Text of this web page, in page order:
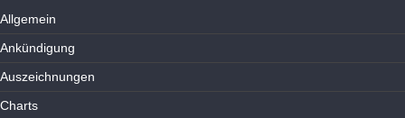
Allgemein
Ankündigung
Auszeichnungen
Charts